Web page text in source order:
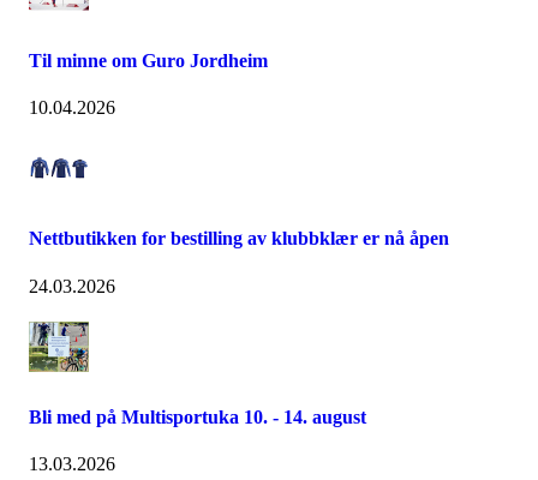
Til minne om Guro Jordheim
10.04.2026
Nettbutikken for bestilling av klubbklær er nå åpen
24.03.2026
Bli med på Multisportuka 10. - 14. august
13.03.2026